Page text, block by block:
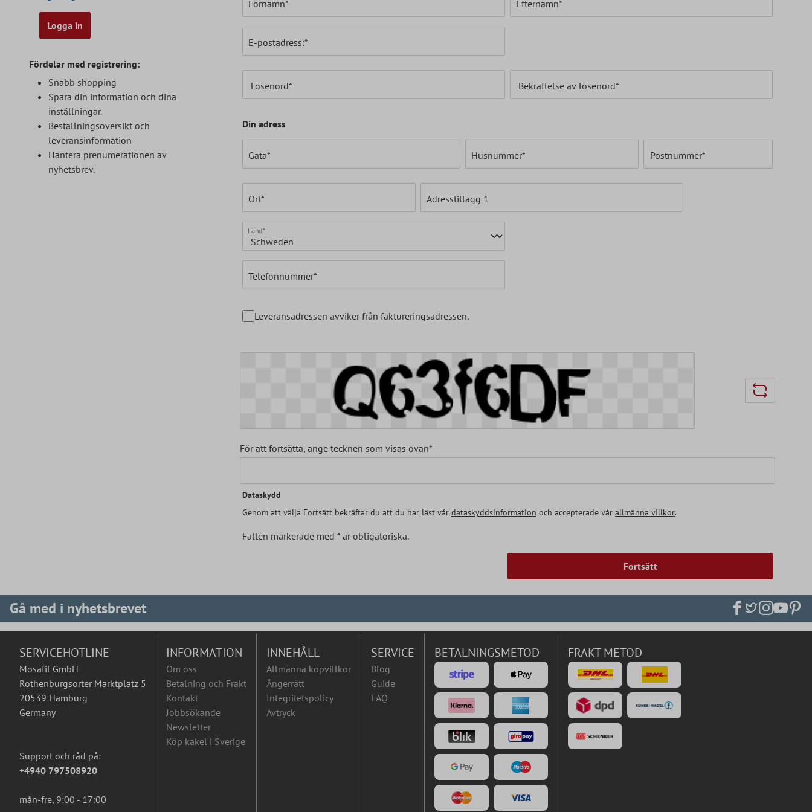
Logga in
Fördelar med registrering:
Snabb shopping
Spara din information och dina
inställningar.
Beställningsöversikt och
leveransinformation
Hantera prenumerationen av
nyhetsbrev.
Förnamn* Efternamn*
E-postadress:*
Lösenord* Bekräftelse av lösenord*
Din adress
Gata* Husnummer* Postnummer*
Ort* Adresstillägg 1
Land*
Telefonnummer*
Leveransadressen avviker från faktureringsadressen.
För att fortsätta, ange tecknen som visas ovan*
Dataskydd
Genom att välja Fortsätt bekräftar du att du har läst vår dataskyddsinformation och accepterade vår allmänna villkor.
Fälten markerade med * är obligatoriska.
Fortsätt
Gå med i nyhetsbrevet
SERVICEHOTLINE
Mosafil GmbH
Rothenburgsorter Marktplatz 5
20539 Hamburg
Germany
Support och råd på:
+4940 797508920
mån-fre, 9:00 - 17:00
INFORMATION
Om oss
Betalning och Frakt
Kontakt
Jobbsökande
Newsletter
Köp kakel i Sverige
INNEHÅLL
Allmänna köpvillkor
Ångerrätt
Integritetspolicy
Avtryck
SERVICE
Blog
Guide
FAQ
BETALNINGSMETOD FRAKT METOD